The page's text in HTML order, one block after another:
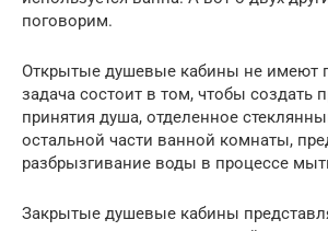
поговорим.
Открытые душевые кабины не имеют
задача состоит в том, чтобы создать
принятия душа, отделенное
остальной части ванной комнаты,
разбрызгивание воды в процессе
Закрытые душевые кабины